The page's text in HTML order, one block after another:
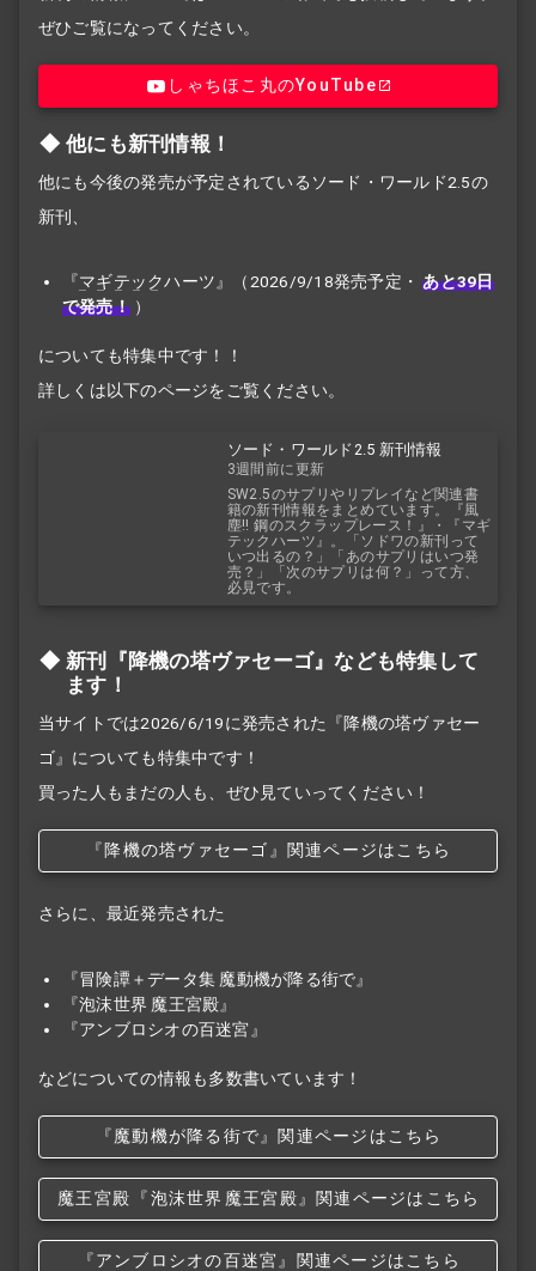
ぜひご覧になってください。
しゃちほこ丸のYouTube
他にも新刊情報！
他にも今後の発売が予定されているソード・ワールド2.5の
新刊、
『マギテックハーツ』（2026/9/18発売予定・ あと39日
で発売！ ）
についても特集中です！！
詳しくは以下のページをご覧ください。
ソード・ワールド2.5 新刊情報
3週間前に更新
SW2.5のサプリやリプレイなど関連書
籍の新刊情報をまとめています。『風
塵!! 鋼のスクラップレース！』・『マギ
テックハーツ』。「ソドワの新刊って
いつ出るの？」「あのサプリはいつ発
売？」「次のサプリは何？」って方、
必見です。
新刊『降機の塔ヴァセーゴ』なども特集して
ます！
当サイトでは2026/6/19に発売された『降機の塔ヴァセー
ゴ』についても特集中です！
買った人もまだの人も、ぜひ見ていってください！
『降機の塔ヴァセーゴ』関連ページはこちら
さらに、最近発売された
『冒険譚＋データ集 魔動機が降る街で』
『泡沫世界 魔王宮殿』
『アンブロシオの百迷宮』
などについての情報も多数書いています！
『魔動機が降る街で』関連ページはこちら
魔王宮殿 『泡沫世界 魔王宮殿』関連ページはこちら
『アンブロシオの百迷宮』関連ページはこちら